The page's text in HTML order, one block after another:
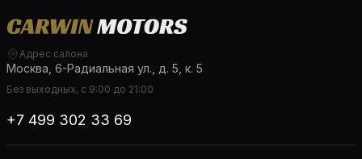
Адрес салона
Москва, 6-Радиальная ул., д. 5, к. 5
Без выходных, с 9:00 до 21:00
+7 499 302 33 69